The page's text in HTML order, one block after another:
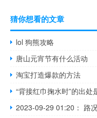
猜你想看的文章
lol 狗熊攻略
唐山元宵节有什么活动
淘宝打造爆款的方法
“背接红巾掬水时”的出处